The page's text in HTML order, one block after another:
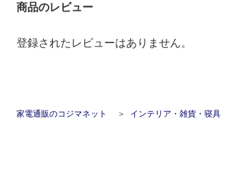
商品のレビュー
登録されたレビューはありません。
家電通販のコジマネット インテリア・雑貨・寝具